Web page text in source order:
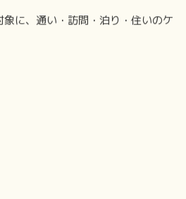
に、通い・訪問・泊り・住いのケ